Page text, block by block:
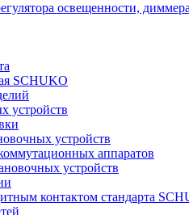
освещенности,
SCHUKO
устройств
устройств
аппаратов
устройств
контактом стандарта